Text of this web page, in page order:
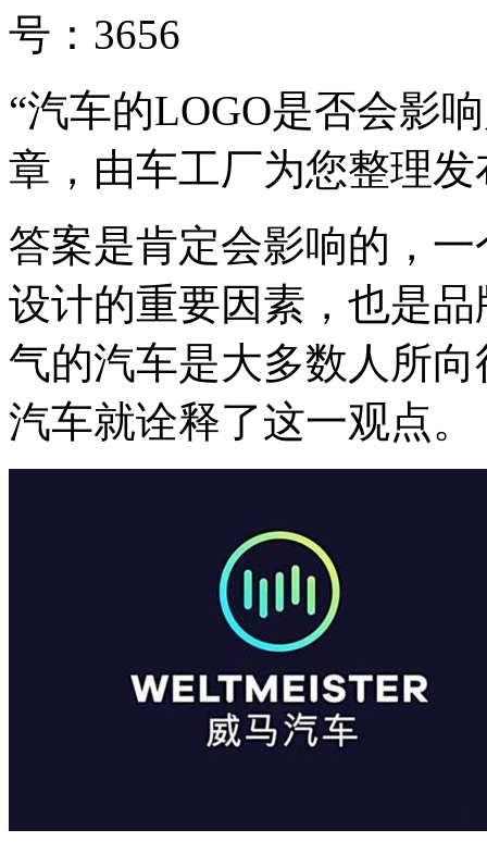
号：3656
“汽车的LOGO是否会影
章，由车工厂为您整理发
答案是肯定会影响的，
设计的重要因素，也是
气的汽车是大多数人所
汽车就诠释了这一观点。